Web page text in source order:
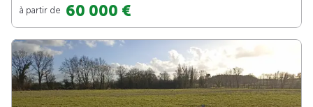
à partir de 60 000 €